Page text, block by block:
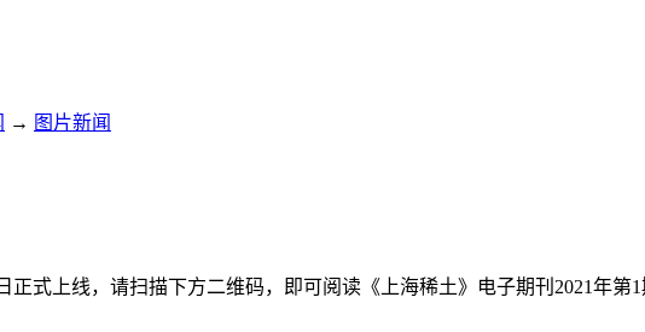
→ 图片新闻
式上线，请扫描下方二维码，即可阅读《上海稀土》电子期刊2021年第